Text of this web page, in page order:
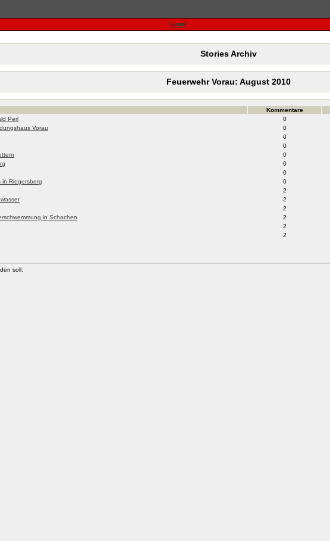
Home
Stories Archiv
Feuerwehr Vorau: August 2010
Kommentare
Perl 0
Vorau 0
0
0
0
0
0
Riegersberg 0
2
2
2
in Schachen 2
2
2
soll: